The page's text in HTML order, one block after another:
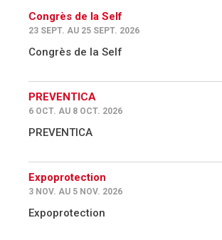
Congrès de la Self
23 SEPT. AU 25 SEPT. 2026
Congrès de la Self
PREVENTICA
6 OCT. AU 8 OCT. 2026
PREVENTICA
Expoprotection
3 NOV. AU 5 NOV. 2026
Expoprotection